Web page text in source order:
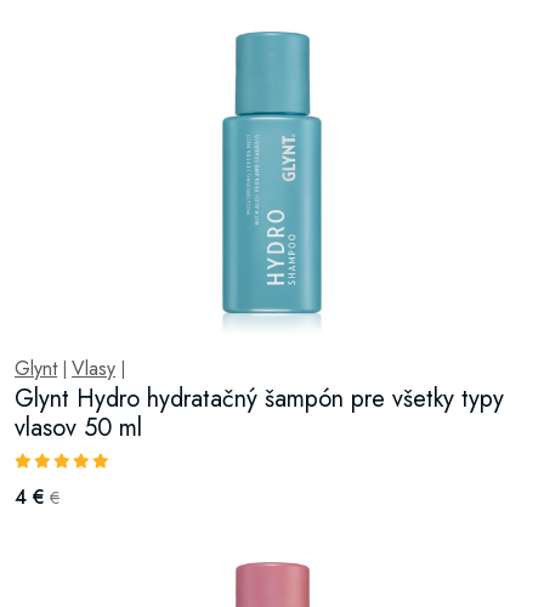
Glynt| Vlasy
Glynt Hydro hydratačný šampón pre všetky typy
vlasov 50 ml
4 € €